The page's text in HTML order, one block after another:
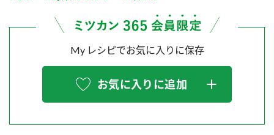
炊き込みご飯の素 米飯用調味液
PIN印
スペシャルサイト
お酢を知ろう！
ZENB initiative
MIM（ミツカンミュージアム）
各部門が大切にしていること
販売終了製品のご案内
よくあるご質問
My レシピでお気に入りに保存
お気に入りに追加